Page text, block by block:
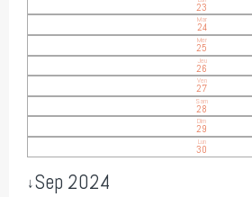
23
Mar
24
Mer
25
Jeu
26
Ven
27
Sam
28
Dim
29
Lun
30
↓Sep 2024